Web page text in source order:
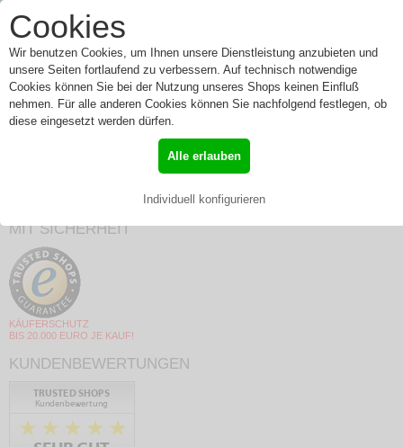
Cookies
Wir benutzen Cookies, um Ihnen unsere Dienstleistung anzubieten und
unsere Seiten fortlaufend zu verbessern. Auf technisch notwendige
Cookies können Sie bei der Nutzung unseres Shops keinen Einfluß
nehmen. Für alle anderen Cookies können Sie nachfolgend festlegen, ob
diese eingesetzt werden dürfen.
Alle erlauben
Individuell konfigurieren
Toggle
Menü
NMT MINI PLUS
MIT SICHERHEIT
KÄUFERSCHUTZ
BIS 20.000 EURO JE KAUF!
KUNDENBEWERTUNGEN